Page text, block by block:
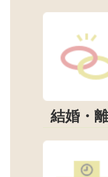
結婚・